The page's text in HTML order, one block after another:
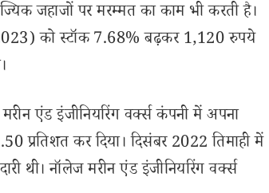
जहाजों पर मरम्मत का काम भी करती है।
को स्टॉक 7.68% बढ़कर 1,120 रुपये
एंड इंजीनियरिंग वर्क्स कंपनी में अपना
प्रतिशत कर दिया। दिसंबर 2022 तिमाही में
थी। नॉलेज मरीन एंड इंजीनियरिंग वर्क्स